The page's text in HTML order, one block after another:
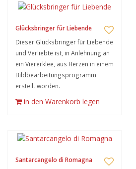
Glücksbringer für Liebende
Dieser Glücksbringer für Liebende
und Verliebte ist, in Anlehnung an
ein Viererklee, aus Herzen in einem
Bildbearbeitungsprogramm
erstellt worden.
in den Warenkorb legen
Santarcangelo di Romagna